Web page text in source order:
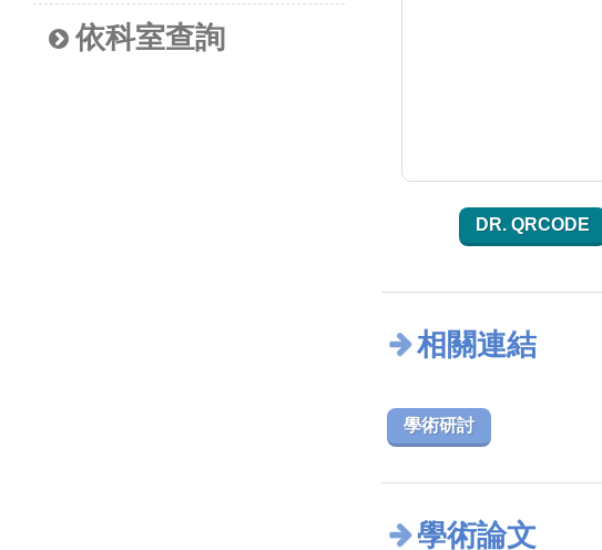
依科室查詢
DR. QRCODE
相關連結
學術研討
學術論文